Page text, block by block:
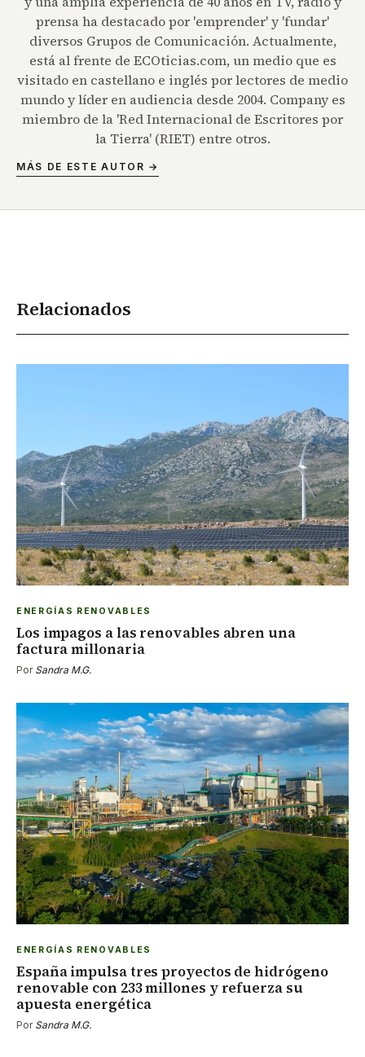
prensa ha destacado por 'emprender' y 'fundar'
diversos Grupos de Comunicación. Actualmente,
está al frente de ECOticias.com, un medio que es
visitado en castellano e inglés por lectores de medio
mundo y líder en audiencia desde 2004. Company es
miembro de la 'Red Internacional de Escritores por
la Tierra' (RIET) entre otros.
MÁS DE ESTE AUTOR →
Relacionados
ENERGÍAS RENOVABLES
Los impagos a las renovables abren una
factura millonaria
Por Sandra M.G.
ENERGÍAS RENOVABLES
España impulsa tres proyectos de hidrógeno
renovable con 233 millones y refuerza su
apuesta energética
Por Sandra M.G.